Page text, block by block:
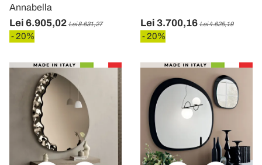
Annabella
Lei 6.905,02 Lei 8.631,27
- 20%
Lei 3.700,16 Lei 4.625,19
- 20%